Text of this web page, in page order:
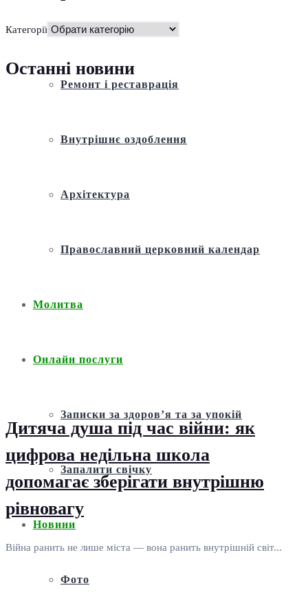
Історія
Ремонт і реставрація
Внутрішнє оздоблення
Архітектура
Православний церковний календар
Молитва
Онлайн послуги
Записки за здоров’я та за упокій
Запалити свічку
Новини
Фото
Категорії
Останні новини
Дитяча душа під час війни: як
цифрова недільна школа
допомагає зберігати внутрішню
рівновагу
Війна ранить не лише міста — вона ранить внутрішній світ...